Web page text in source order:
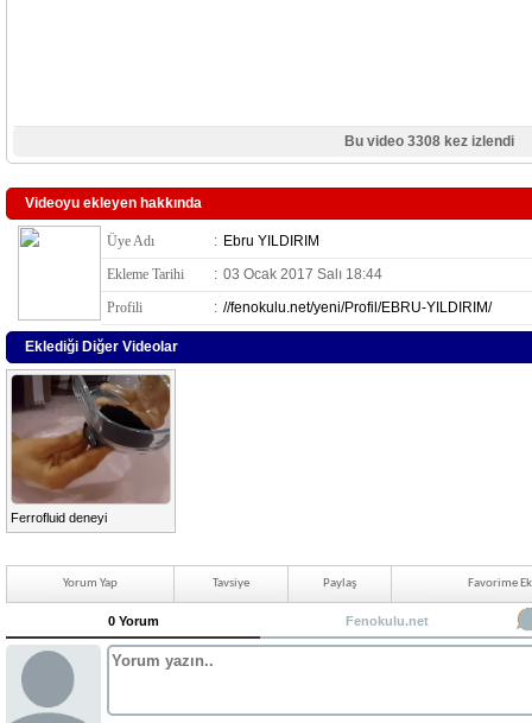
Bu video 3308 kez izlendi
Videoyu ekleyen hakkında
Üye Adı : Ebru YILDIRIM
Ekleme Tarihi
: 03 Ocak 2017 Salı 18:44
Profili
: //fenokulu.net/yeni/Profil/EBRU-YILDIRIM/
Eklediği Diğer Videolar
Ferrofluid deneyi
Yorum Yap Tavsiye Paylaş Favorime
0 Yorum Fenokulu.net